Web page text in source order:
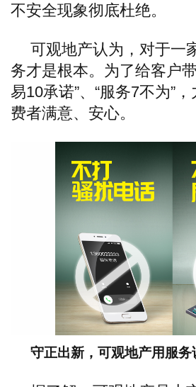
不安全现象彻底杜绝。
可观地产认为，对于一
务才是根本。为了给客户
易10承诺”、“服务7不为”
费者满意、安心。
守正出新，可观地产用服务